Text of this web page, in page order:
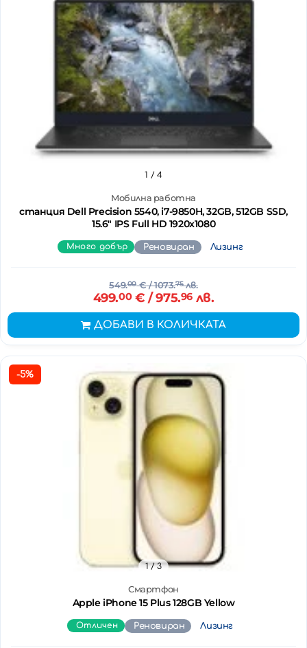
Мобилна работна
станция Dell Precision 5540, i7-9850H, 32GB, 512GB SSD,
15.6" IPS Full HD 1920x1080
1 / 4
Много добър Реновиран Лизинг
549.00€/ 1073.75лв.
499.00€ / 975.96лв.
ДОБАВИ В КОЛИЧКАТА
-5%
Смартфон
Apple iPhone 15 Plus 128GB Yellow
1/ 3
Отличен Реновиран Лизинг